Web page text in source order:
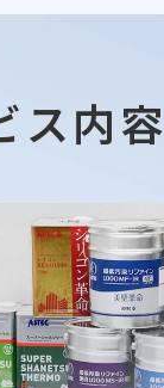
ス内容